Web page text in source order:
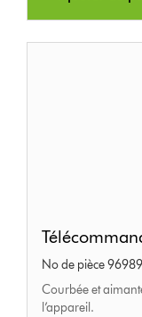
No de pièce
Courbée et
l’appareil.